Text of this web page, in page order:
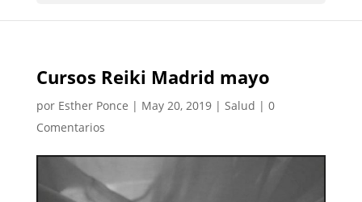
Cursos Reiki Madrid mayo
por Esther Ponce | May 20, 2019| Salud | 0
Comentarios